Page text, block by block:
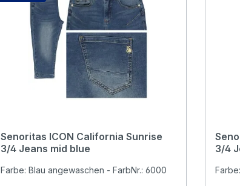
Senoritas ICON California Sunrise
3/4 Jeans mid blue
Farbe: Blau angewaschen - FarbNr.: 6000
3/4